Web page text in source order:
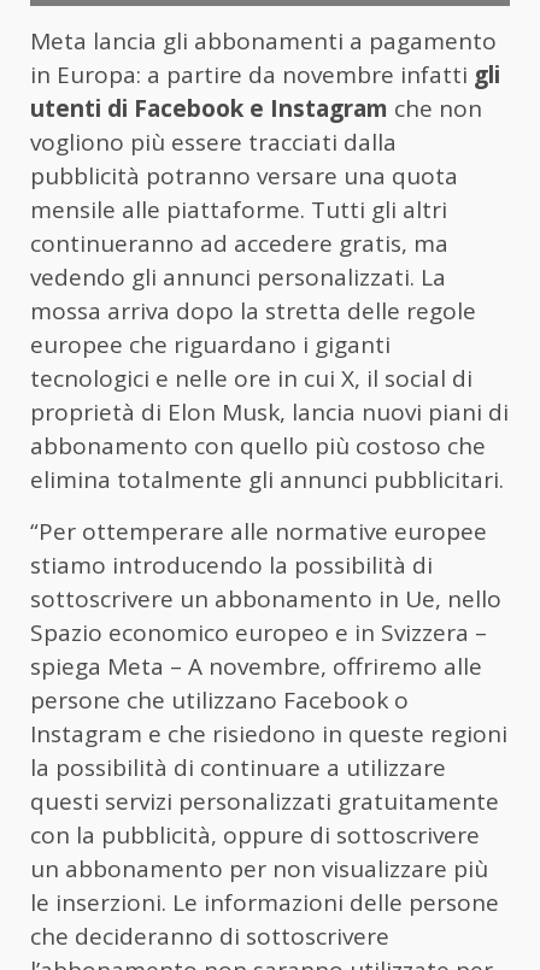
Meta lancia gli abbonamenti a pagamento
in Europa: a partire da novembre infatti gli
utenti di Facebook e Instagram che non
vogliono più essere tracciati dalla
pubblicità potranno versare una quota
mensile alle piattaforme. Tutti gli altri
continueranno ad accedere gratis, ma
vedendo gli annunci personalizzati. La
mossa arriva dopo la stretta delle regole
europee che riguardano i giganti
tecnologici e nelle ore in cui X, il social di
proprietà di Elon Musk, lancia nuovi piani di
abbonamento con quello più costoso che
elimina totalmente gli annunci pubblicitari.
“Per ottemperare alle normative europee
stiamo introducendo la possibilità di
sottoscrivere un abbonamento in Ue, nello
Spazio economico europeo e in Svizzera –
spiega Meta – A novembre, offriremo alle
persone che utilizzano Facebook o
Instagram e che risiedono in queste regioni
la possibilità di continuare a utilizzare
questi servizi personalizzati gratuitamente
con la pubblicità, oppure di sottoscrivere
un abbonamento per non visualizzare più
le inserzioni. Le informazioni delle persone
che decideranno di sottoscrivere